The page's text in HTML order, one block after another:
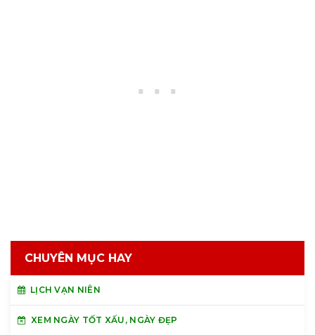
CHUYÊN MỤC HAY
LỊCH VẠN NIÊN
XEM NGÀY TỐT XẤU, NGÀY ĐẸP